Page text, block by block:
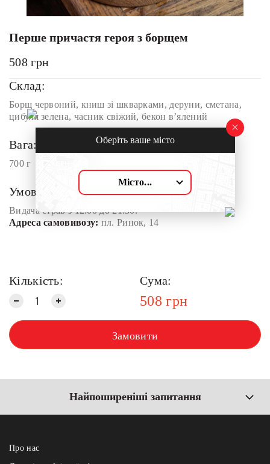
Перше причастя героя з борщем
508 грн
Склад:
Борщ червоний, книш зі шкварками, деруни, сметана,
цибуля зелена, часник свіжий, бекон в’ялений
Вага:
700 г
Умови доставки:
Видача страв з 12:00 до 21:30.
Адреса самовивозу: пл. Ринок, 14
Кількість: Сума:
508 грн
Замовити
Найпоширеніші запитання
Про нас
Оберіть ваше місто
Місто...